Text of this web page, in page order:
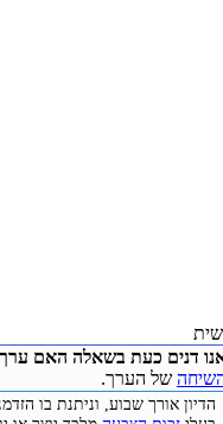
דנים כעת בשאלה האם
של הערך.
הדיון אורך שבוע, וניתנת בו